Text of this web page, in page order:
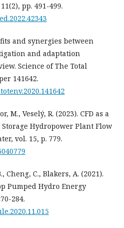
pp. 491-499.
and synergies between
and adaptation
Science of The Total
141642.
M., Veselý, R. (2023). CFD as a
Hydropower Plant Flow
vol. 15, p. 779.
Cheng, C., Blakers, A. (2021).
Pumped Hydro Energy
284.